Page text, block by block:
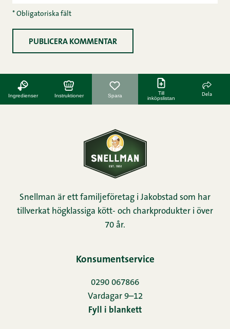
* Obligatoriska fält
Ingredienser Instruktioner Spara
Till
inköpslistan
Dela
Snellman är ett familjeföretag i Jakobstad som har
tillverkat högklassiga kött- och charkprodukter i över
70 år.
Konsumentservice
0290 067866
Vardagar 9–12
Fyll i blankett